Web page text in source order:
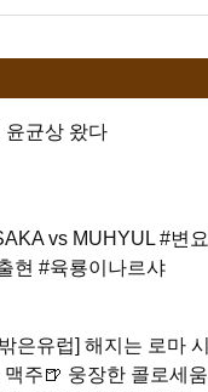
윤균상 왔다
vs MUHYUL #변
현 #육룡이나르샤
은유럽] 해지는 로마
맥주🍺 웅장한 콜로세